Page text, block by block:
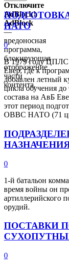
Отключите
AdBlock!
AdBlock
—
вредоносная
программа,
блокирующая
отображение
части
контента.
НАТО
0
В 1979 году ЦПЛС
Евер, где к
добавлен летный
цикла обучения
состава на АвБ
этот период
ОВВС НАТО (71
0
1-й батальон
время войны он
артиллерийского
орудий.
ПОСТАВКИ
0